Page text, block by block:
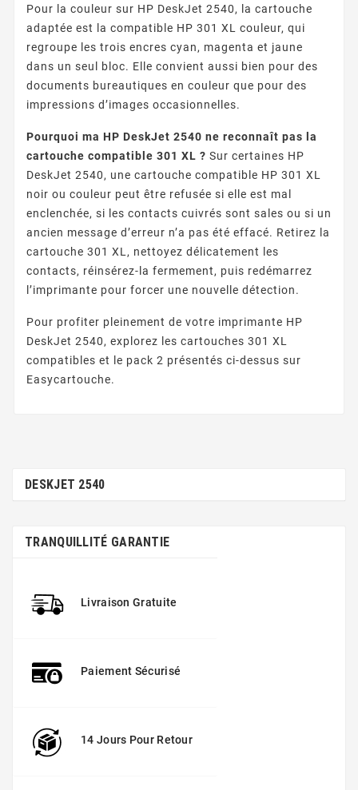
Pour la couleur sur HP DeskJet 2540, la cartouche
adaptée est la compatible HP 301 XL couleur, qui
regroupe les trois encres cyan, magenta et jaune
dans un seul bloc. Elle convient aussi bien pour des
documents bureautiques en couleur que pour des
impressions d’images occasionnelles.
Pourquoi ma HP DeskJet 2540 ne reconnaît pas la
cartouche compatible 301 XL ? Sur certaines HP
DeskJet 2540, une cartouche compatible HP 301 XL
noir ou couleur peut être refusée si elle est mal
enclenchée, si les contacts cuivrés sont sales ou si un
ancien message d’erreur n’a pas été effacé. Retirez la
cartouche 301 XL, nettoyez délicatement les
contacts, réinsérez-la fermement, puis redémarrez
l’imprimante pour forcer une nouvelle détection.
Pour profiter pleinement de votre imprimante HP
DeskJet 2540, explorez les cartouches 301 XL
compatibles et le pack 2 présentés ci-dessus sur
Easycartouche.
DESKJET 2540
TRANQUILLITÉ GARANTIE
Livraison Gratuite
Paiement Sécurisé
14 Jours Pour Retour